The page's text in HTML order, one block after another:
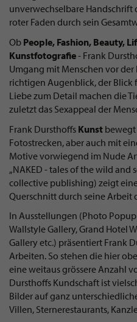
unverwechselbare Handschrift
roter Faden durch sein
Ob People, Fashion, Beauty,
Kunstfotografie- Frank
Umgang mit Menschen vor der
richtigen Augenblick, der Blick
Liebe zum Detail machen die
zuletzt das Sexappeal der
Frank Dursthoffs Kunst
Fotostrecken, aber auch mit
Motive vorwiegend im Nude
„NAKED - tales of the wild and
collective publishing) zeigt
Querschnitt durch seine Arbeit
In Ausstellungen (Photo Popup
Wallstyle Gallery, Grand Hotel
Gallery etc.) präsentiert Frank
Arbeiten. So stehen die hier
eine weitaus grössere Anzahl
Dursthoffs Kundschaft ist
Bilder auf ganz
Villen, Sternerestaurants,